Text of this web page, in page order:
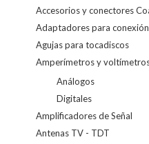
Accesorios y conectores
Adaptadores para
Agujas para tocadiscos
Amperímetros y
Análogos
Digitales
Amplificadores de Señal
Antenas TV - TDT